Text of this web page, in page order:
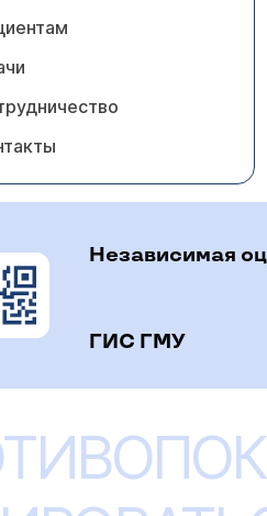
Независимая
ГИС ГМУ